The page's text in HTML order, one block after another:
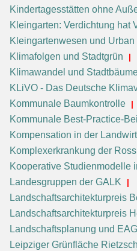
Kindertagesstätten ohne
Kleingarten: Verdichtung hat
Kleingartenwesen und Urban
Klimafolgen und Stadtgrün
Klimawandel und
KLiVO - Das Deutsche
Kommunale Baumkontrolle
Kommunale Best-Practice-
Kompensation in der
Komplexerkrankung der
Kooperative Studienmodelle
Landesgruppen der GALK
Landschaftsarchitekturpreis
Landschaftsarchitekturpreis
Landschaftsplanung und
Leipziger Grünfläche